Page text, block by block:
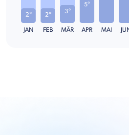
2°
JAN
2°
FEB
3°
MÄR
5°
APR MAI